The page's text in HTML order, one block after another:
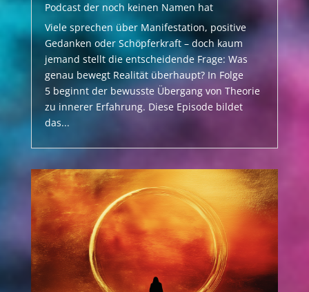
Podcast der noch keinen Namen hat
Viele sprechen über Manifestation, positive
Gedanken oder Schöpferkraft – doch kaum
jemand stellt die entscheidende Frage: Was
genau bewegt Realität überhaupt? In Folge
5 beginnt der bewusste Übergang von Theorie
zu innerer Erfahrung. Diese Episode bildet
das...